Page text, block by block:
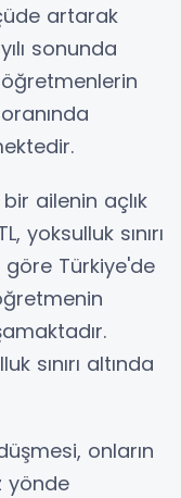
artarak
sonunda
ailenin açlık
yoksulluk sınırı
göre Türkiye'de
sınırı altında
onların
yönde